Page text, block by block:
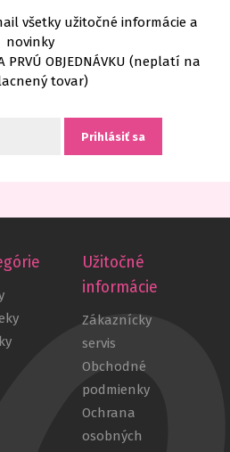
všetky užitočné informácie a
novinky
PRVÚ OBJEDNÁVKU (neplatí na
tovar)
Prihlásiť sa
Užitočné
informácie
Zákaznícky
servis
Obchodné
podmienky
Ochrana
osobných